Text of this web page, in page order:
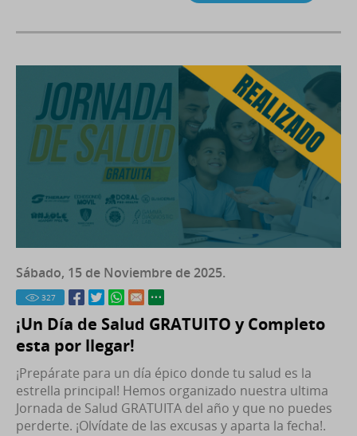
Sábado, 15 de Noviembre de 2025.
327
¡Un Día de Salud GRATUITO y Completo
esta por llegar!
¡Prepárate para un día épico donde tu salud es la
estrella principal! Hemos organizado nuestra ultima
Jornada de Salud GRATUITA del año y que no puedes
perderte. ¡Olvídate de las excusas y aparta la fecha!.